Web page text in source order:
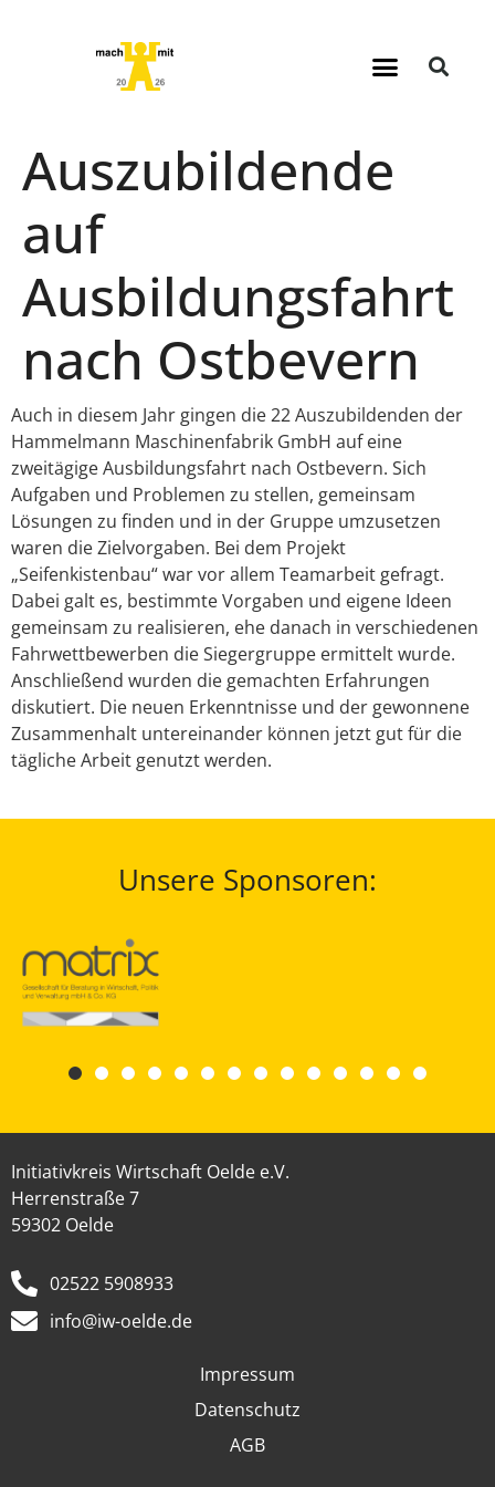
Auszubildende
auf
Ausbildungsfahrt
nach Ostbevern
Auch in diesem Jahr gingen die 22 Auszubildenden der
Hammelmann Maschinenfabrik GmbH auf eine
zweitägige Ausbildungsfahrt nach Ostbevern. Sich
Aufgaben und Problemen zu stellen, gemeinsam
Lösungen zu finden und in der Gruppe umzusetzen
waren die Zielvorgaben. Bei dem Projekt
„Seifenkistenbau“ war vor allem Teamarbeit gefragt.
Dabei galt es, bestimmte Vorgaben und eigene Ideen
gemeinsam zu realisieren, ehe danach in verschiedenen
Fahrwettbewerben die Siegergruppe ermittelt wurde.
Anschließend wurden die gemachten Erfahrungen
diskutiert. Die neuen Erkenntnisse und der gewonnene
Zusammenhalt untereinander können jetzt gut für die
tägliche Arbeit genutzt werden.
Unsere Sponsoren:
Initiativkreis Wirtschaft Oelde e.V.
Herrenstraße 7
59302 Oelde
02522 5908933
info@iw-oelde.de
Impressum
Datenschutz
AGB